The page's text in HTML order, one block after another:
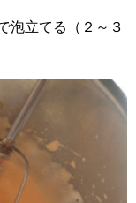
泡立てる（２～３